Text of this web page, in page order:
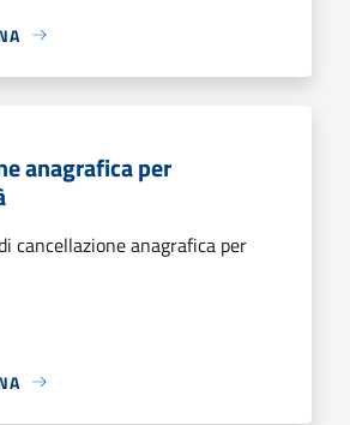
anagrafica per
cancellazione anagrafica per